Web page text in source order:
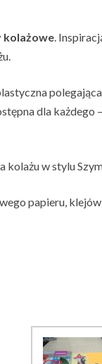
kolażowe.
dla każdego
kolażu w stylu
papieru,